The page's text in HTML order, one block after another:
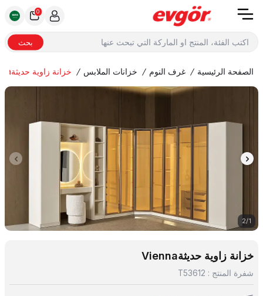
بحث
0
الصفحة الرئيسية / غرف النوم / خزانات الملابس / خزانة زاوية حديثةVienna
1
/
2
خزانة زاوية حديثةVienna
شفرة المنتج : T53612